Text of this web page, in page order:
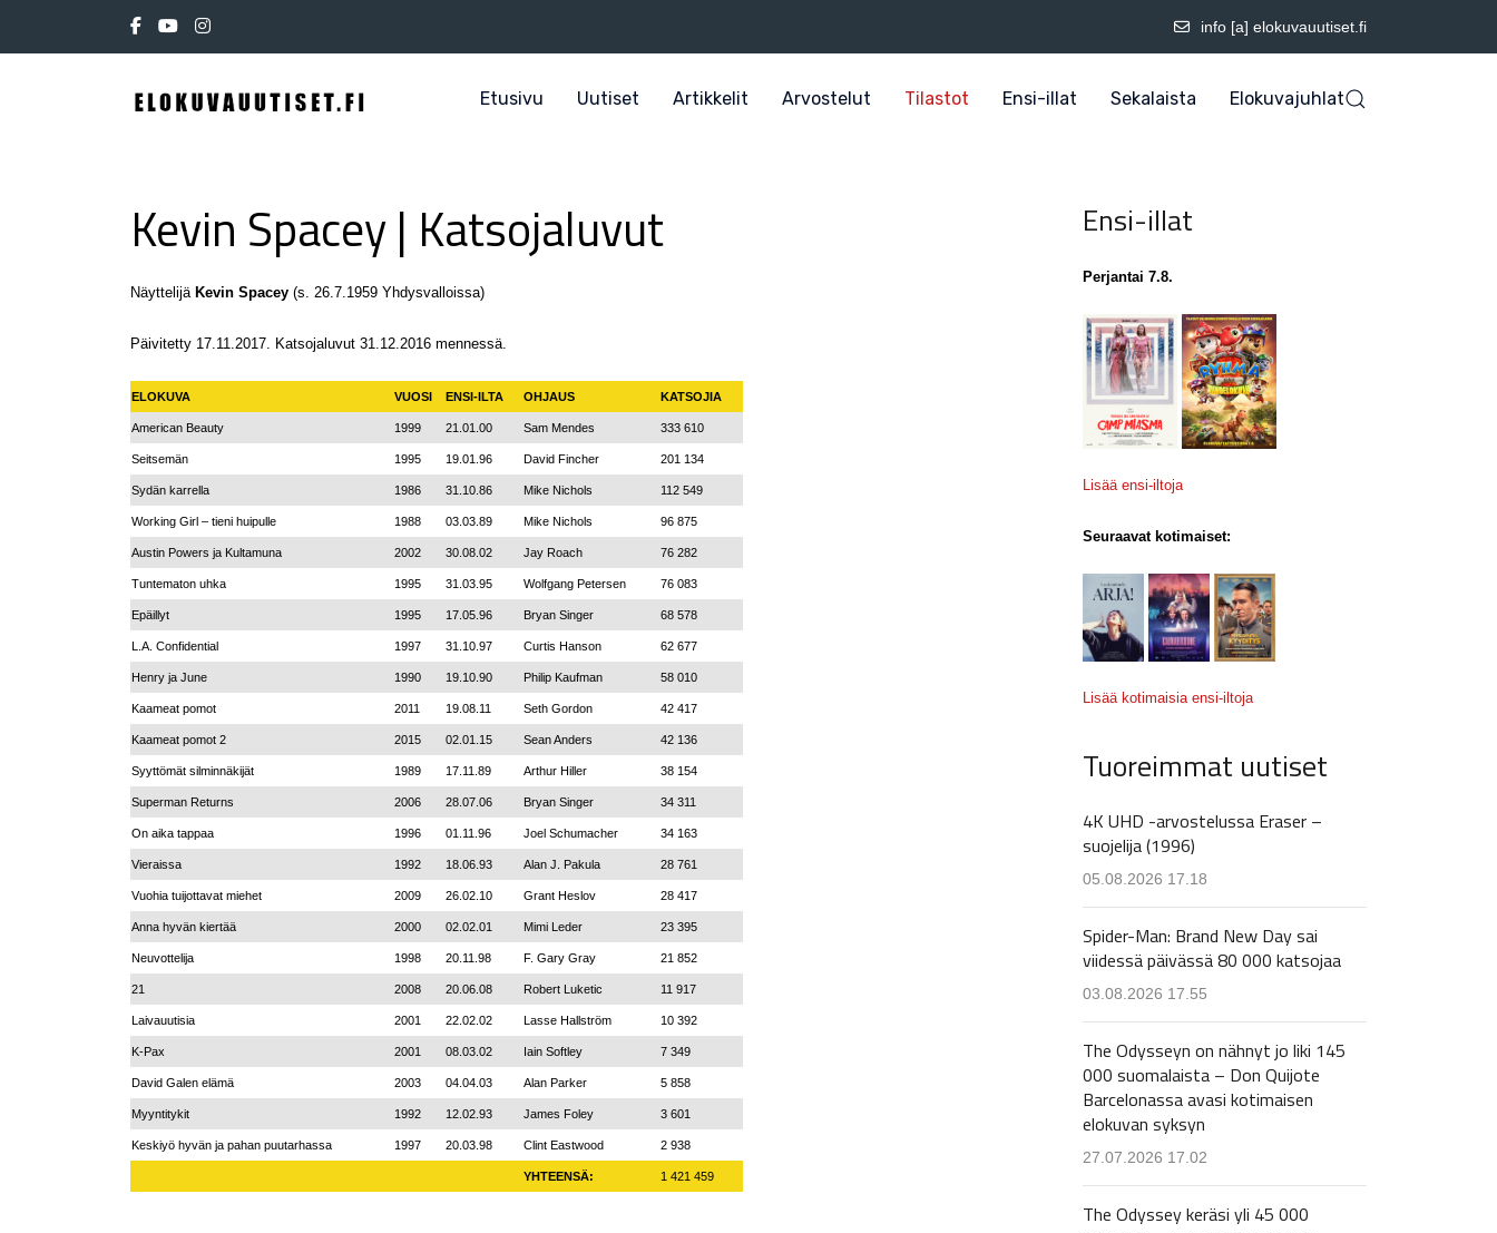
info [a] elokuvauutiset.fi
Etusivu Uutiset Artikkelit Arvostelut Tilastot Ensi-illat Sekalaista Elokuvajuhlat
Kevin Spacey | Katsojaluvut
Näyttelijä Kevin Spacey (s. 26.7.1959 Yhdysvalloissa)
Päivitetty 17.11.2017. Katsojaluvut 31.12.2016 mennessä.
ELOKUVA VUOSI ENSI-ILTA OHJAUS KATSOJIA
American Beauty 1999 21.01.00 Sam Mendes 333 610
Seitsemän 1995 19.01.96 David Fincher 201 134
Sydän karrella 1986 31.10.86 Mike Nichols 112 549
Working Girl – tieni huipulle 1988 03.03.89 Mike Nichols 96 875
Austin Powers ja Kultamuna 2002 30.08.02 Jay Roach 76 282
Tuntematon uhka 1995 31.03.95 Wolfgang Petersen 76 083
Epäillyt 1995 17.05.96 Bryan Singer 68 578
L.A. Confidential 1997 31.10.97 Curtis Hanson 62 677
Henry ja June 1990 19.10.90 Philip Kaufman 58 010
Kaameat pomot 2011 19.08.11 Seth Gordon 42 417
Kaameat pomot 2 2015 02.01.15 Sean Anders 42 136
Syyttömät silminnäkijät 1989 17.11.89 Arthur Hiller 38 154
Superman Returns 2006 28.07.06 Bryan Singer 34 311
On aika tappaa 1996 01.11.96 Joel Schumacher 34 163
Vieraissa 1992 18.06.93 Alan J. Pakula 28 761
Vuohia tuijottavat miehet 2009 26.02.10 Grant Heslov 28 417
Anna hyvän kiertää 2000 02.02.01 Mimi Leder 23 395
Neuvottelija 1998 20.11.98 F. Gary Gray 21 852
21 2008 20.06.08 Robert Luketic 11 917
Laivauutisia 2001 22.02.02 Lasse Hallström 10 392
K-Pax 2001 08.03.02 Iain Softley 7 349
David Galen elämä 2003 04.04.03 Alan Parker 5 858
Myyntitykit 1992 12.02.93 James Foley 3 601
Keskiyö hyvän ja pahan puutarhassa 1997 20.03.98 Clint Eastwood 2 938
YHTEENSÄ: 1 421 459
Ensi-illat
Perjantai 7.8.
Lisää ensi-iltoja
Seuraavat kotimaiset:
Lisää kotimaisia ensi-iltoja
Tuoreimmat uutiset
4K UHD -arvostelussa Eraser –
suojelija (1996)
05.08.2026 17.18
Spider-Man: Brand New Day sai
viidessä päivässä 80 000 katsojaa
03.08.2026 17.55
The Odysseyn on nähnyt jo liki 145
000 suomalaista – Don Quijote
Barcelonassa avasi kotimaisen
elokuvan syksyn
27.07.2026 17.02
The Odyssey keräsi yli 45 000